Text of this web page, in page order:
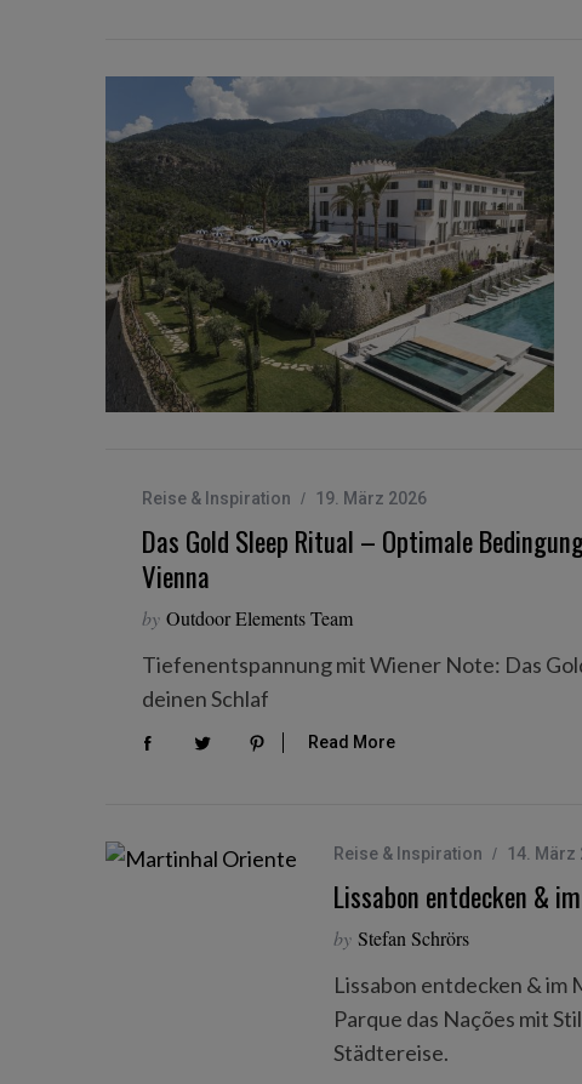
Reise & Inspiration 19. März 2026
Das Gold Sleep Ritual – Optimale
Vienna
by Outdoor Elements Team
Tiefenentspannung mit Wiener Note: Das
deinen Schlaf
Read More
Reise & Inspiration 14. März
Lissabon entdecken &
by Stefan Schrörs
Lissabon entdecken &
Parque das Nações mit
Städtereise.